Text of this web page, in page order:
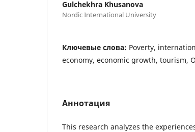
Gulchekhra Khusanova
Nordic International University
Ключевые слова: Poverty,
economy, economic growth, tourism,
Аннотация
This research analyzes the